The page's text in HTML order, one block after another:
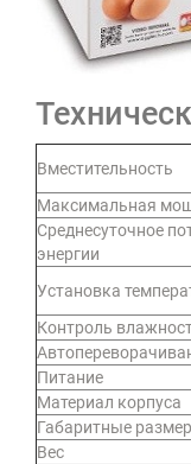
Вместительность
Максимальная
Среднесуточное
энергии
Установка
Контроль
Питание
Материал корпуса
Габаритные
Вес